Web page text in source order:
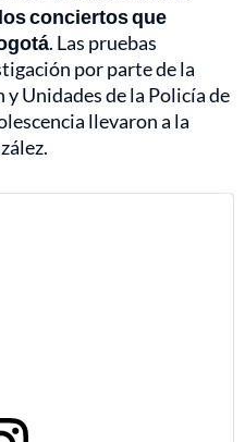
conciertos que
. Las pruebas
por parte de la
y Unidades de la Policía de
llevaron a la